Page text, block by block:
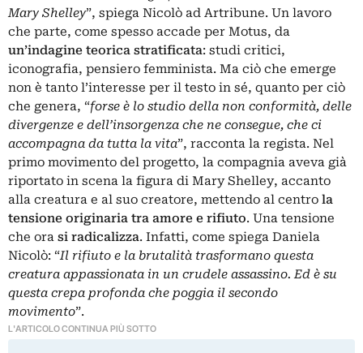
Mary Shelley”, spiega Nicolò ad Artribune. Un lavoro
che parte, come spesso accade per Motus, da
un’indagine teorica stratificata: studi critici,
iconografia, pensiero femminista. Ma ciò che emerge
non è tanto l’interesse per il testo in sé, quanto per ciò
che genera, “forse è lo studio della non conformità, delle
divergenze e dell’insorgenza che ne consegue, che ci
accompagna da tutta la vita”, racconta la regista. Nel
primo movimento del progetto, la compagnia aveva già
riportato in scena la figura di Mary Shelley, accanto
alla creatura e al suo creatore, mettendo al centro la
tensione originaria tra amore e rifiuto. Una tensione
che ora si radicalizza. Infatti, come spiega Daniela
Nicolò: “Il rifiuto e la brutalità trasformano questa
creatura appassionata in un crudele assassino. Ed è su
questa crepa profonda che poggia il secondo
movimento”.
L'ARTICOLO CONTINUA PIÙ SOTTO